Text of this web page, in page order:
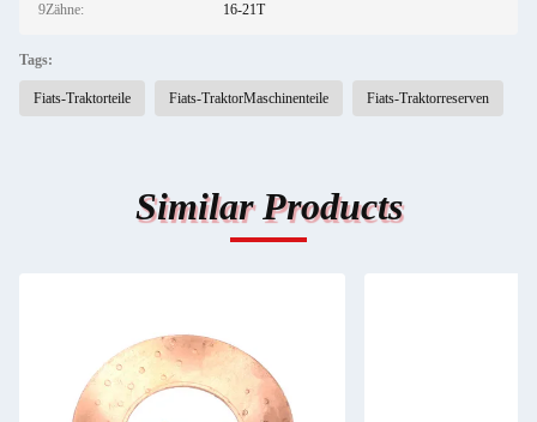
9Zähne: 16-21T
Tags:
Fiats-Traktorteile Fiats-TraktorMaschinenteile Fiats-Traktorreserven
Similar Products